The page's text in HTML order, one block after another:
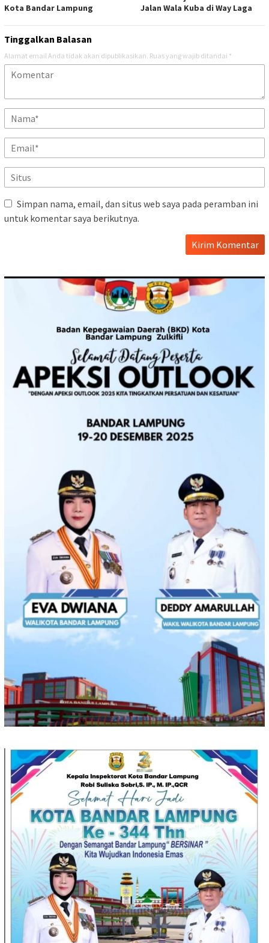
Kota Bandar Lampung
Jalan Wala Kuba di Way Laga
Tinggalkan Balasan
Alamat email Anda tidak akan dipublikasikan. Ruas yang wajib ditandai *
Simpan nama, email, dan situs web saya pada peramban ini
untuk komentar saya berikutnya.